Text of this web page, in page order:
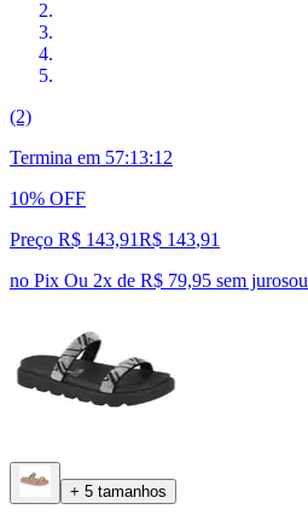
(2)
Termina em 57:13:11
10% OFF
Preço R$ 143,91R$ 143,91
no Pix Ou 2x de R$ 79,95 sem jurosou
+ 5 tamanhos